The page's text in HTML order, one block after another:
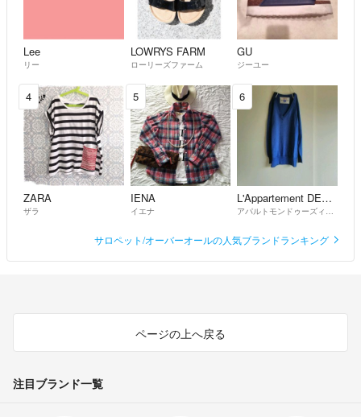
ご返答頂き有り難うございました。
もふもふ
コメントありがとうございます！
大変申し訳ございません。
出品したばかりなのと、売れなければ自分で使おうと思っておりまし
て、5000円へのお値下げは考えておりません😣
出品者 モン- 8年弱前
大変失礼ですが、5000円程でお譲り頂くことは可能でしょうか？
Lee
リー
LOWRYS FARM
ローリーズファーム
GU
ジーユー
4
ZARA
ザラ
5
IENA
イエナ
6
L'Appartement DEUXIEME CLASSE
サロペット/オーバーオールの人気ブランドランキング
ページの上へ戻る
注目ブランド一覧